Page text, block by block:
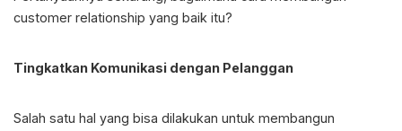
customer relationship yang baik itu?
Tingkatkan Komunikasi dengan Pelanggan
Salah satu hal yang bisa dilakukan untuk membangun